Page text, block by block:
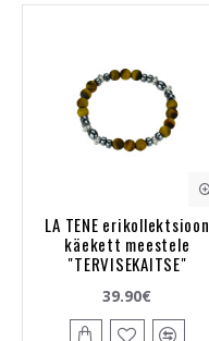
LA TENE erikollektsioon
käekett meestele
"TERVISEKAITSE"
39.90€